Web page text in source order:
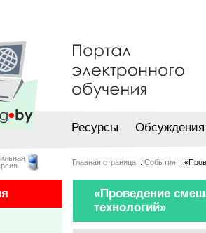
Ресурсы Обсуждения
Главная страница :: События ::
«Проведение
технологий»